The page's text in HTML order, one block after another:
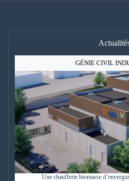
GÉNIE CIVIL
Une chaufferie biomasse